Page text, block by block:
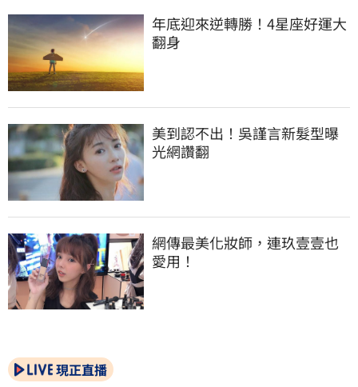
年底迎來逆轉勝！4星座好運大
翻身
美到認不出！吳謹言新髮型曝
光網讚翻
網傳最美化妝師，連玖壹壹也
愛用！
現正直播